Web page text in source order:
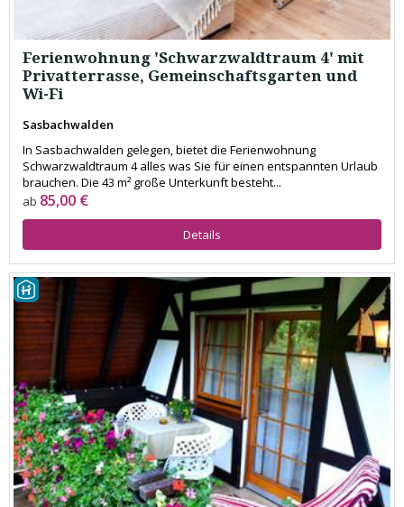
Ferienwohnung 'Schwarzwaldtraum 4' mit
Privatterrasse, Gemeinschaftsgarten und
Wi-Fi
Sasbachwalden
In Sasbachwalden gelegen, bietet die Ferienwohnung
Schwarzwaldtraum 4 alles was Sie für einen entspannten Urlaub
brauchen. Die 43 m² große Unterkunft besteht...
ab 85,00 €
Details